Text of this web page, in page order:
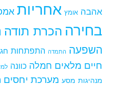
אהבה אומץ אחריות
בחירה הכרת תודה
השפעה התמדה התפתחות
חיים מלאים חמלה כוונה
מנהיגות מסע מערכת יחסים